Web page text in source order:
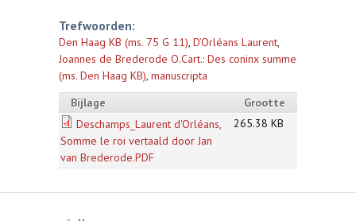
Trefwoorden:
Den Haag KB (ms. 75 G 11), D’Orléans Laurent,
Joannes de Brederode O.Cart.: Des coninx summe
(ms. Den Haag KB), manuscripta
Bijlage
Grootte
Deschamps_Laurent d'Orléans,
Somme le roi vertaald door Jan
van Brederode.PDF
265.38 KB